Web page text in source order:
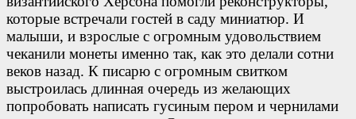
которые встречали гостей в саду миниатюр. И
малыши, и взрослые с огромным удовольствием
чеканили монеты именно так, как это делали сотни
веков назад. К писарю с огромным свитком
выстроилась длинная очередь из желающих
попробовать написать гусиным пером и чернилами